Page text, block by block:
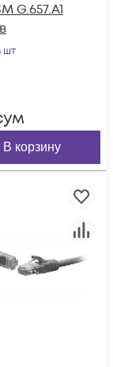
G.657.A1
шт
В корзину